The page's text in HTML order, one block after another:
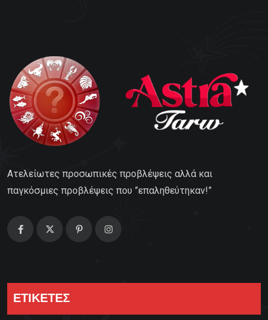
Ατελείωτες προσωπικές προβλέψεις αλλά και
παγκόσμιες προβλέψεις που ”επαληθεύτηκαν!”
ΕΤΙΚΕΤΕΣ